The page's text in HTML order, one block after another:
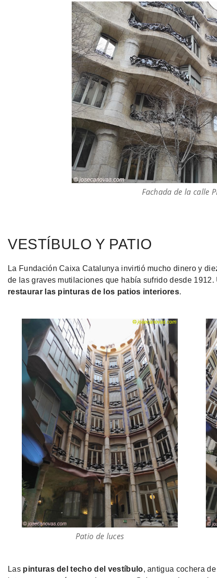
Fachada de la calle
VESTÍBULO Y PATIO
La Fundación Caixa Catalunya invirtió mucho dinero y
de las graves mutilaciones que había sufrido desde
restaurar las pinturas de los patios interiores.
Patio de luces
Las pinturas del techo del vestíbulo, antigua cochera